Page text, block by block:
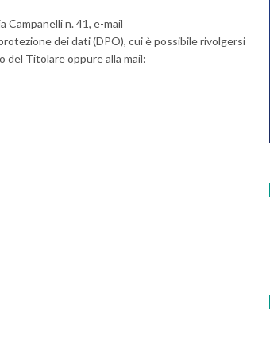
n. 41, e-mail
dei dati (DPO), cui è possibile rivolgersi
del Titolare oppure alla mail: